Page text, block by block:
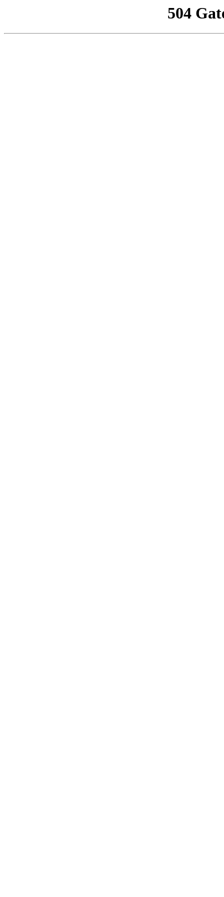
504